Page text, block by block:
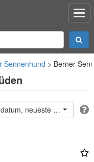
Sennenhund Berner
neueste oben